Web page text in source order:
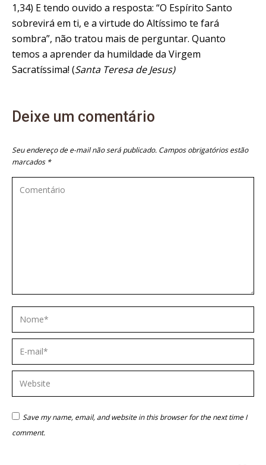
1,34) E tendo ouvido a resposta: “O Espírito Santo
sobrevirá em ti, e a virtude do Altíssimo te fará
sombra”, não tratou mais de perguntar. Quanto
temos a aprender da humildade da Virgem
Sacratíssima! (Santa Teresa de Jesus)
Deixe um comentário
Seu endereço de e-mail não será publicado. Campos obrigatórios estão
marcados *
Comentário
Nome *
E-mail *
Website
Save my name, email, and website in this browser for the next time I
comment.